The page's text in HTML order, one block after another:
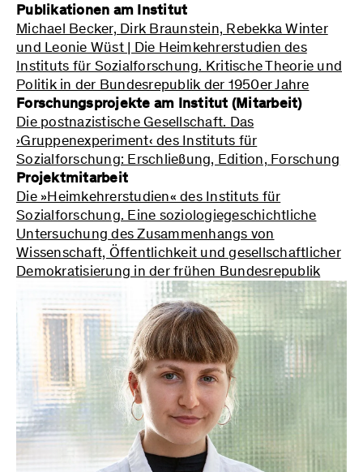
Die postnazistische Gesellschaft. Das
›Gruppenexperiment‹ des Instituts für
Sozialforschung: Erschließung, Edition,
Forschung
Publikationen am Institut
Michael Becker, Dirk Braunstein, Rebekka Winter
und Leonie Wüst | Die Heimkehrerstudien des
Instituts für Sozialforschung. Kritische Theorie und
Politik in der Bundesrepublik der 1950er Jahre
Forschungsprojekte am Institut (Mitarbeit)
Die postnazistische Gesellschaft. Das
›Gruppenexperiment‹ des Instituts für
Sozialforschung: Erschließung, Edition, Forschung
Projektmitarbeit
Die »Heimkehrerstudien« des Instituts für
Sozialforschung. Eine soziologiegeschichtliche
Untersuchung des Zusammenhangs von
Wissenschaft, Öffentlichkeit und gesellschaftlicher
Demokratisierung in der frühen Bundesrepublik